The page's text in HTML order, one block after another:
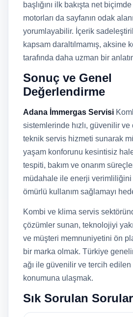
başlığını ilk bakışta net
motorları da sayfanın odak
yorumlayabilir. İçerik
kapsam daraltılmamış, aksine
tarafında daha uzman bir
Sonuç ve Genel
Değerlendirme
Adana İmmergas Servisi
sistemlerinde hızlı, güvenilir ve
teknik servis hizmeti sunarak
yaşam konforunu kesintisiz
tespiti, bakım ve onarım
müdahale ile enerji verimliliğini
ömürlü kullanım sağlamayı
Kombi ve klima servis
çözümler sunan, teknolojiyi
ve müşteri memnuniyetini ön
bir marka olmak. Türkiye
ağı ile güvenilir ve tercih
konumuna ulaşmak.
Sık Sorulan Sorular